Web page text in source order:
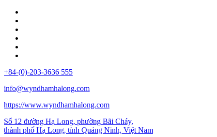
+84-(0)-203-3636 555
info@wyndhamhalong.com
https://www.wyndhamhalong.com
Số 12 đường Hạ Long, phường Bãi Cháy,
thành phố Hạ Long, tỉnh Quảng Ninh, Việt Nam